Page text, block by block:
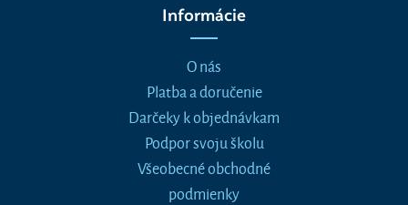
Informácie
O nás
Platba a doručenie
Darčeky k objednávkam
Podpor svoju školu
Všeobecné obchodné
podmienky